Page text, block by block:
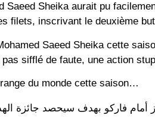
Saeed Sheika aurait pu
filets, inscrivant le deuxième
Saeed Sheika cette
pas sifflé de faute, une action
du monde cette saison…
فاركو بهدف سيحصد جائزة